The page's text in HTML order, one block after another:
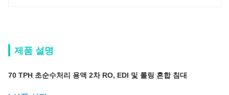
제품 설명
70 TPH 초순수처리 용액 2차 RO, EDI 및 롤링 혼합 침대